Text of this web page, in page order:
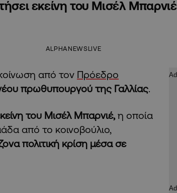
εκείνη του Μισέλ Μπαρνιέ
ALPHANEWSLIVE
από τον Πρόεδρο
πρωθυπουργού της Γαλλίας.
του Μισέλ Μπαρνιέ, η οποία
από το κοινοβούλιο,
πολιτική κρίση μέσα σε